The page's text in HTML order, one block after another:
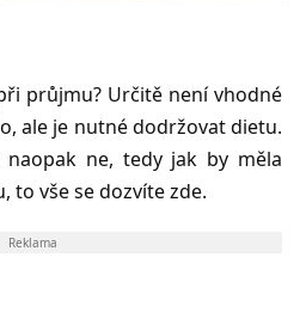
průjmu? Určitě není vhodné
ale je nutné dodržovat dietu.
ne, tedy jak by měla
to vše se dozvíte zde.
Reklama